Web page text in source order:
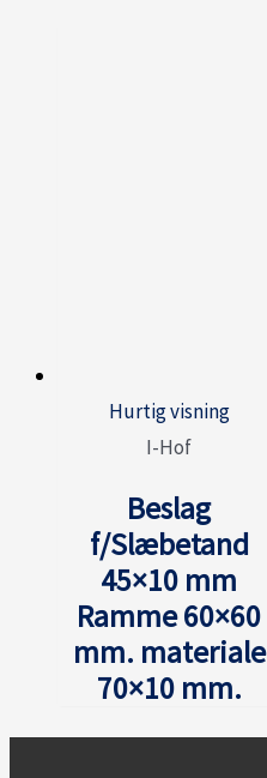
Hurtig visning
I-Hof
Beslag
f/Slæbetand
45×10 mm
Ramme 60×60
mm. materiale
70×10 mm.